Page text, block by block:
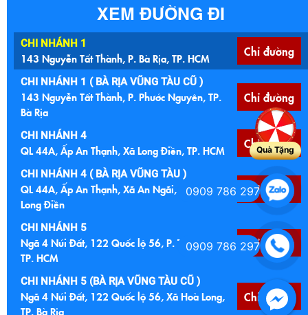
XEM ĐƯỜNG ĐI
CHI NHÁNH 1
143 Nguyễn Tất Thành, P. Bà Rịa, TP. HCM Chỉ đường
CHI NHÁNH 1 ( BÀ RỊA VŨNG TÀU CŨ )
143 Nguyễn Tất Thành, P. Phước Nguyên, TP.
Bà Rịa
Chỉ đường
CHI NHÁNH 4
QL 44A, Ấp An Thạnh, Xã Long Điền, TP. HCM Chỉ đường
CHI NHÁNH 4 ( BÀ RỊA VŨNG TÀU )
QL 44A, Ấp An Thạnh, Xã An Ngãi, Huyện
Long Điền
Chỉ đường
CHI NHÁNH 5
Ngã 4 Núi Đất, 122 Quốc lộ 56, P. Tam Long,
TP. HCM
Chỉ đường
CHI NHÁNH 5 (BÀ RỊA VŨNG TÀU CŨ )
Ngã 4 Núi Đất, 122 Quốc lộ 56, Xã Hoà Long,
TP. Bà Rịa
Chỉ đường
Quà Tặng
0909 786 297
0909 786 297